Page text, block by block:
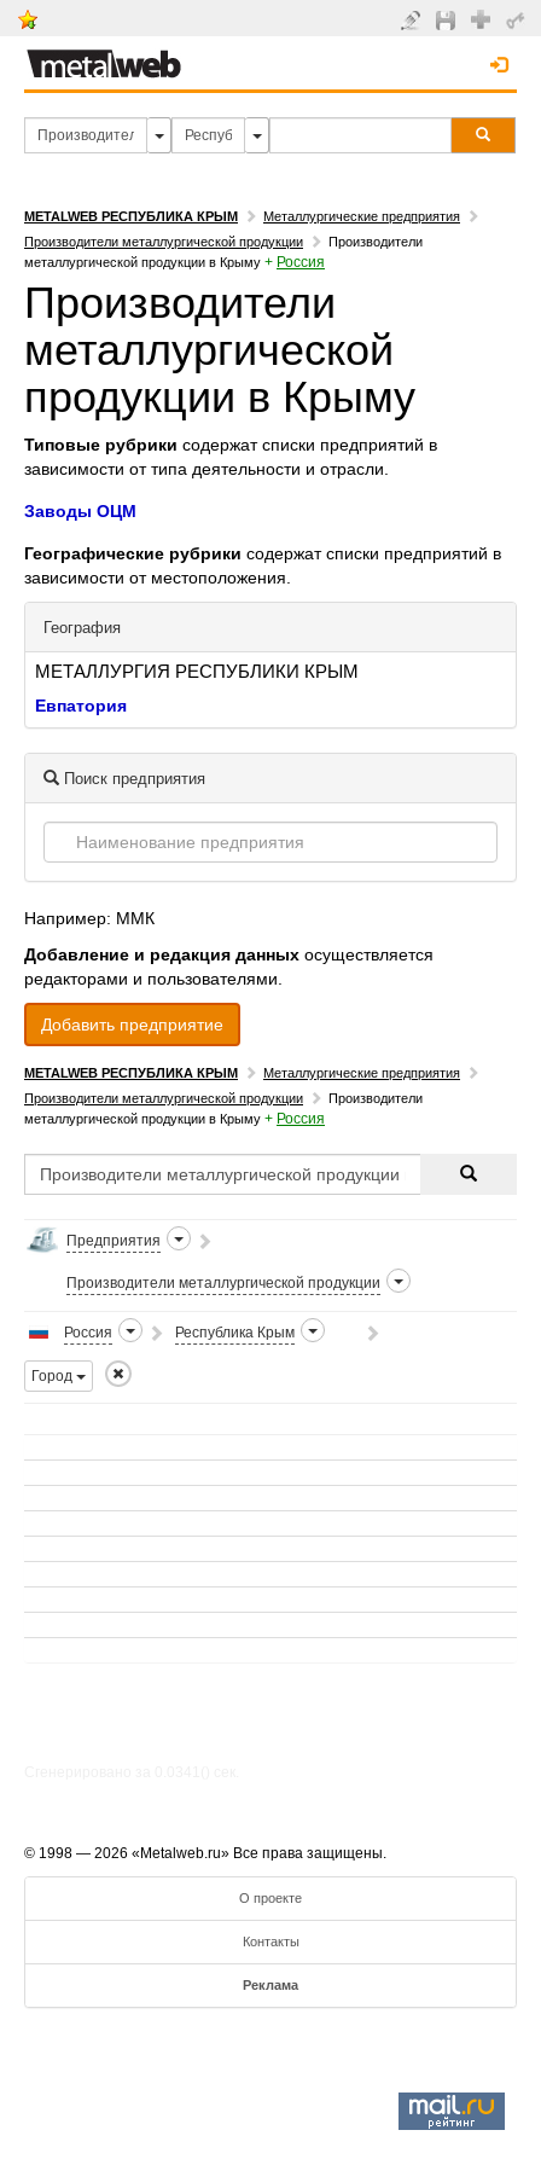
METALWEB РЕСПУБЛИКА КРЫМ
Металлургические предприятия
Производители металлургической продукции
Производители
металлургической продукции в Крыму + Россия
Производители
металлургической
продукции в Крыму
Типовые рубрики содержат списки предприятий в
зависимости от типа деятельности и отрасли.
Заводы ОЦМ
Географические рубрики содержат списки предприятий в
зависимости от местоположения.
География
МЕТАЛЛУРГИЯ РЕСПУБЛИКИ КРЫМ
Евпатория
Поиск предприятия
Например: ММК
Добавление и редакция данных осуществляется
редакторами и пользователями.
Добавить предприятие
METALWEB РЕСПУБЛИКА КРЫМ
Металлургические предприятия
Производители металлургической продукции
Производители
металлургической продукции в Крыму + Россия
Предприятия
Производители металлургической продукции
Россия Республика Крым
Город
© 1998 — 2026 «Metalweb.ru» Все права защищены.
О проекте
Контакты
Реклама